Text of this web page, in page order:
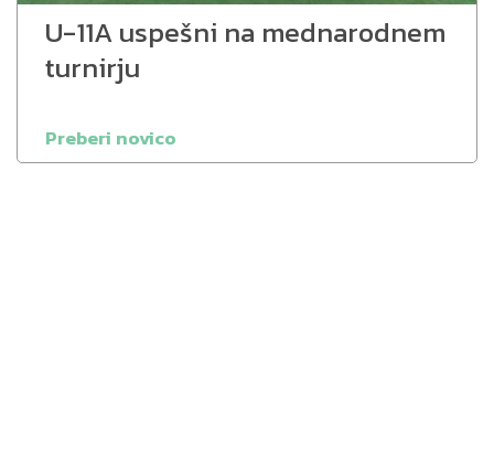
U-11A uspešni na mednarodnem
turnirju
Preberi novico